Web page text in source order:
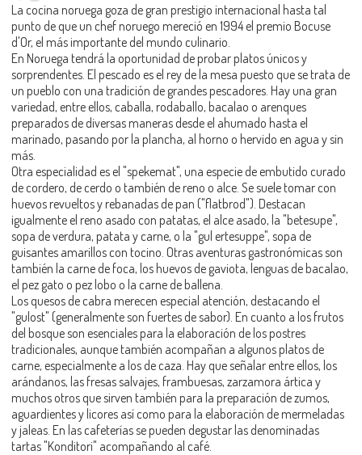
La cocina noruega goza de gran prestigio internacional hasta tal
punto de que un chef noruego mereció en 1994 el premio Bocuse
d'Or, el más importante del mundo culinario.
En Noruega tendrá la oportunidad de probar platos únicos y
sorprendentes. El pescado es el rey de la mesa puesto que se trata de
un pueblo con una tradición de grandes pescadores. Hay una gran
variedad, entre ellos, caballa, rodaballo, bacalao o arenques
preparados de diversas maneras desde el ahumado hasta el
marinado, pasando por la plancha, al horno o hervido en agua y sin
más.
Otra especialidad es el "spekemat", una especie de embutido curado
de cordero, de cerdo o también de reno o alce. Se suele tomar con
huevos revueltos y rebanadas de pan ("flatbrod"). Destacan
igualmente el reno asado con patatas, el alce asado, la "betesupe",
sopa de verdura, patata y carne, o la "gul ertesuppe", sopa de
guisantes amarillos con tocino. Otras aventuras gastronómicas son
también la carne de foca, los huevos de gaviota, lenguas de bacalao,
el pez gato o pez lobo o la carne de ballena.
Los quesos de cabra merecen especial atención, destacando el
"gulost" (generalmente son fuertes de sabor). En cuanto a los frutos
del bosque son esenciales para la elaboración de los postres
tradicionales, aunque también acompañan a algunos platos de
carne, especialmente a los de caza. Hay que señalar entre ellos, los
arándanos, las fresas salvajes, frambuesas, zarzamora ártica y
muchos otros que sirven también para la preparación de zumos,
aguardientes y licores así como para la elaboración de mermeladas
y jaleas. En las cafeterías se pueden degustar las denominadas
tartas "Konditori" acompañando al café.